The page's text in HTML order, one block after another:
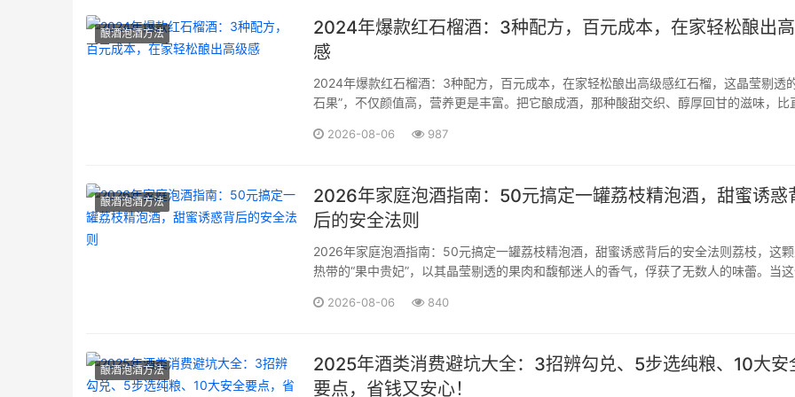
酿酒泡酒方法
2024年爆款红石榴酒：3种配方，百元成本，在家轻松酿出
感
2024年爆款红石榴酒：3种配方，百元成本，在家轻松酿出高级感红石榴，这晶莹剔透
石果”，不仅颜值高，营养更是丰富。把它酿成酒，那种酸甜交织、醇厚回甘的滋味，比
看着石榴籽在酒液中慢慢释放出宝石红的色泽，时间仿佛都沉淀在了那一罐醇香里。今
2026-08-06 987
酿酒泡酒方法
2026年家庭泡酒指南：50元搞定一罐荔枝精泡酒，甜蜜诱惑
后的安全法则
2026年家庭泡酒指南：50元搞定一罐荔枝精泡酒，甜蜜诱惑背后的安全法则荔枝，这
热带的“果中贵妃”，以其晶莹剔透的果肉和馥郁迷人的香气，俘获了无数人的味蕾。当
作的致敬，更能让你在每一个微醺的午后，···
2026-08-06 840
酿酒泡酒方法
2025年酒类消费避坑大全：3招辨勾兑、5步选纯粮、10大安
要点，省钱又安心！